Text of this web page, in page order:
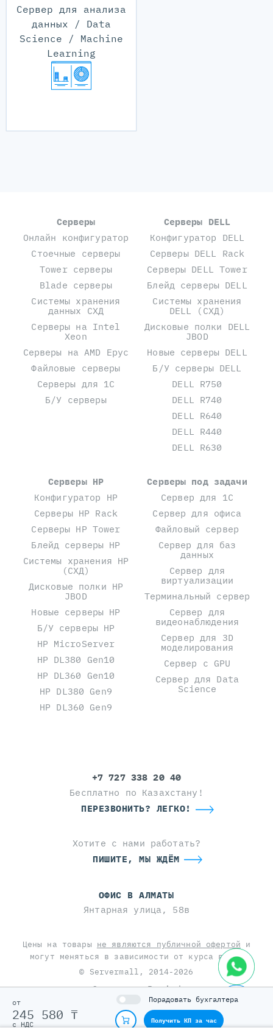
Порадовать бухгалтера
от
245 580 ₸
с НДС Получить КП за час
Сервер для анализа
данных / Data
Science / Machine
Learning
Серверы
Онлайн конфигуратор
Стоечные серверы
Tower серверы
Blade серверы
Системы хранения
данных СХД
Серверы на Intel
Xeon
Серверы на AMD Epyc
Файловые серверы
Серверы для 1С
Б/У серверы
Серверы DELL
Конфигуратор DELL
Серверы DELL Rack
Серверы DELL Tower
Блейд серверы DELL
Системы хранения
DELL (СХД)
Дисковые полки DELL
JBOD
Новые серверы DELL
Б/У серверы DELL
DELL R750
DELL R740
DELL R640
DELL R440
DELL R630
Серверы HP
Конфигуратор HP
Серверы HP Rack
Серверы HP Tower
Блейд серверы HP
Системы хранения HP
(СХД)
Дисковые полки HP
JBOD
Новые серверы HP
Б/У серверы HP
HP MicroServer
HP DL380 Gen10
HP DL360 Gen10
HP DL380 Gen9
HP DL360 Gen9
Серверы под задачи
Сервер для 1С
Сервер для офиса
Файловый сервер
Сервер для баз
данных
Сервер для
виртуализации
Терминальный сервер
Сервер для
видеонаблюдения
Сервер для 3D
моделирования
Сервер с GPU
Сервер для Data
Science
+7 727 338 20 40
Бесплатно по Казахстану!
ПЕРЕЗВОНИТЬ? ЛЕГКО!
Хотите с нами работать?
ПИШИТЕ, МЫ ЖДЁМ
ОФИС В АЛМАТЫ
Янтарная улица, 58в
Цены на товары не являются публичной офертой и
могут меняться в зависимости от курса валют
© Servermall, 2014-2026
Сделано вBraind
This site is protected by reCAPTCHA and the Google
Privacy Policy
andTerms of Service apply.